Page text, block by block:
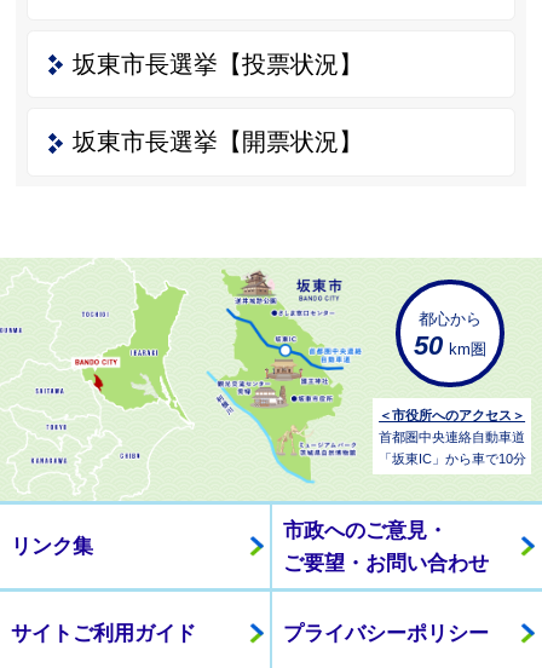
坂東市長選挙【投票状況】
坂東市長選挙【開票状況】
都心から
50 km圏
＜市役所へのアクセス＞
首都圏中央連絡自動車道
「坂東IC」から車で10分
リンク集
市政へのご意見・
ご要望・お問い合わせ
サイトご利用ガイド プライバシーポリシー